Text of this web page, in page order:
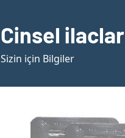
Cinsel ilaclar
Sizin için Bilgiler